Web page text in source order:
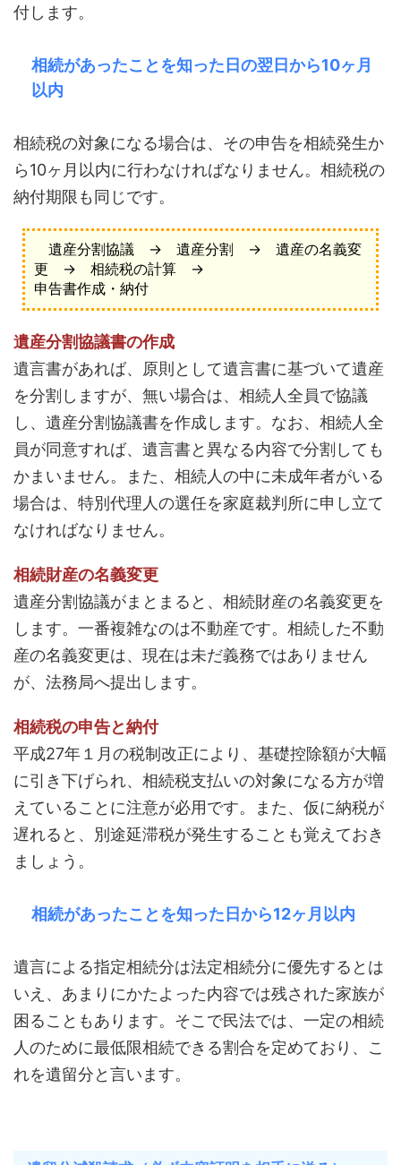
付します。
相続があったことを知った日の翌日から10ヶ月
以内
相続税の対象になる場合は、その申告を相続発生か
ら10ヶ月以内に行わなければなりません。相続税の
納付期限も同じです。
遺産分割協議 → 遺産分割 → 遺産の名義変
更 → 相続税の計算 →
申告書作成・納付
遺産分割協議書の作成
遺言書があれば、原則として遺言書に基づいて遺産
を分割しますが、無い場合は、相続人全員で協議
し、遺産分割協議書を作成します。なお、相続人全
員が同意すれば、遺言書と異なる内容で分割しても
かまいません。また、相続人の中に未成年者がいる
場合は、特別代理人の選任を家庭裁判所に申し立て
なければなりません。
相続財産の名義変更
遺産分割協議がまとまると、相続財産の名義変更を
します。一番複雑なのは不動産です。相続した不動
産の名義変更は、現在は未だ義務ではありません
が、法務局へ提出します。
相続税の申告と納付
平成27年１月の税制改正により、基礎控除額が大幅
に引き下げられ、相続税支払いの対象になる方が増
えていることに注意が必用です。また、仮に納税が
遅れると、別途延滞税が発生することも覚えておき
ましょう。
相続があったことを知った日から12ヶ月以内
遺言による指定相続分は法定相続分に優先するとは
いえ、あまりにかたよった内容では残された家族が
困ることもあります。そこで民法では、一定の相続
人のために最低限相続できる割合を定めており、こ
れを遺留分と言います。